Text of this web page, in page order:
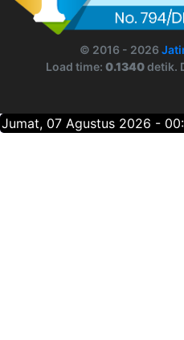
© 2016 - 2026
Load time: 0.1340detik.
Jumat, 07 Agustus 2026 -